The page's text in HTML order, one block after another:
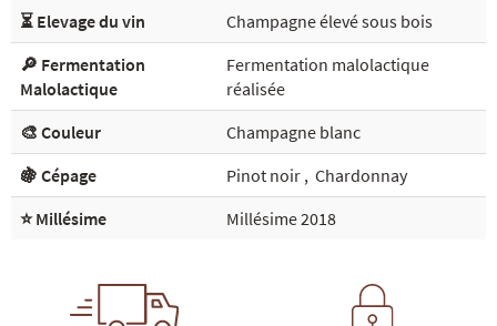
⏳ Elevage du vin
Champagne élevé sous bois
🔎 Fermentation
Malolactique
Fermentation malolactique
réalisée
🎨 Couleur
Champagne blanc
🍇 Cépage
Pinot noir , Chardonnay
⭐ Millésime
Millésime 2018